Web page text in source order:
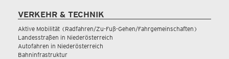
VERKEHR & TECHNIK
Aktive Mobilität (Radfahren/Zu-Fuß-Gehen/Fahrgemeinschaften)
Landesstraßen in Niederösterreich
Autofahren in Niederösterreich
Bahninfrastruktur